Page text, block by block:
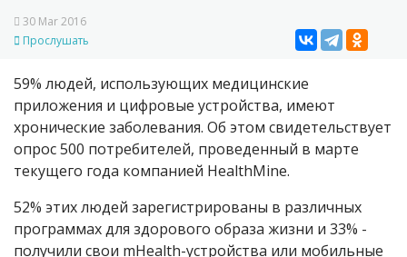
30 Mar 2016
Прослушать
59% людей, использующих медицинские
приложения и цифровые устройства, имеют
хронические заболевания. Об этом свидетельствует
опрос 500 потребителей, проведенный в марте
текущего года компанией HealthMine.
52% этих людей зарегистрированы в различных
программах для здорового образа жизни и 33% -
получили свои mHealth-устройства или мобильные